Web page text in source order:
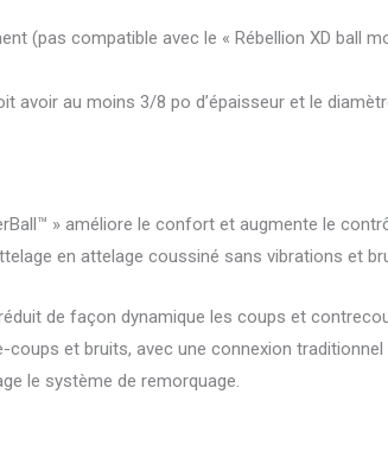
(pas compatible avec le « Rébellion XD ball
avoir au moins 3/8 po d’épaisseur et le
» améliore le confort et augmente le
en attelage coussiné sans vibrations et
de façon dynamique les coups et
et bruits, avec une connexion
le système de remorquage.